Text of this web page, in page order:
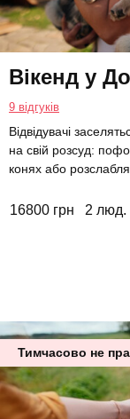
Вікенд у
9 відгуків
Відвідувачі
на свій розсуд:
конях або
16800 грн 2 люд.
Тимчасово не